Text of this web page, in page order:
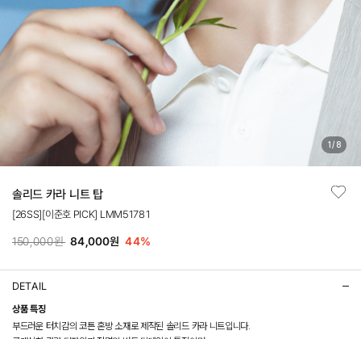
1/ 8
솔리드 카라 니트 탑
[26SS][이준호 PICK] LMM51781
150,000원 84,000원 44%
DETAIL
상품 특징
부드러운 터치감의 코튼 혼방 소재로 제작된 솔리드 카라 니트입니다.